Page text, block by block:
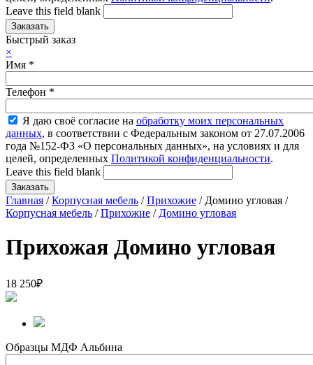
Leave this field blank
Быстрый заказ
×
Имя *
Телефон *
Я даю своё согласие на обработку моих персональных
данных, в соответствии с Федеральным законом от 27.07.2006
года №152-ФЗ «О персональных данных», на условиях и для
целей, определенных Политикой конфиденциальности.
Leave this field blank
Главная /Корпусная мебель /Прихожие / Домино угловая /
Корпусная мебель /Прихожие / Домино угловая
Прихожая Домино угловая
18 250₽
Образцы МДФ Альбина